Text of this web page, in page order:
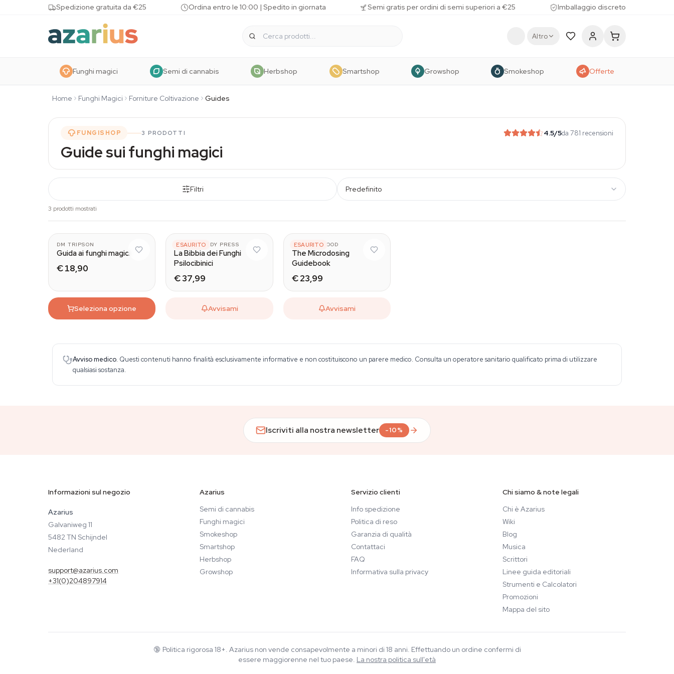
Skip to contentSpedizione gratuita da €25 Ordina entro le 10:00 | Spedito in giornata Semi gratis per ordini di semi superiori a €25 Imballaggio discreto
Altro
Funghi magici Semi di cannabis Herbshop Smartshop Growshop Smokeshop Offerte
Home Funghi Magici Forniture Coltivazione Guides
FUNGISHOP 3 PRODOTTI 4.5/5da 781 recensioni
Guide sui funghi magici
Filtri Predefinito
3 prodotti mostrati
DM TRIPSON
Guida ai funghi magici
€ 18,90
Seleziona opzione
ESAURITO
GREEN CANDY PRESS
La Bibbia dei Funghi
Psilocibinici
€ 37,99
Avvisami
ESAURITO
CJ SPOTSWOOD
The Microdosing
Guidebook
€ 23,99
Avvisami
Avviso medico. Questi contenuti hanno finalità esclusivamente informative e non costituiscono un parere medico. Consulta un operatore sanitario qualificato prima di utilizzare
qualsiasi sostanza.
Iscriviti alla nostra newsletter -10%
Informazioni sul negozio
Azarius
Galvaniweg 11
5482 TN Schijndel
Nederland
support@azarius.com
+31(0)204897914
Azarius
Semi di cannabis
Funghi magici
Smokeshop
Smartshop
Herbshop
Growshop
Servizio clienti
Info spedizione
Politica di reso
Garanzia di qualità
Contattaci
FAQ
Informativa sulla privacy
Chi siamo & note legali
Chi è Azarius
Wiki
Blog
Musica
Scrittori
Linee guida editoriali
Strumenti e Calcolatori
Promozioni
Mappa del sito
🔞 Politica rigorosa 18+. Azarius non vende consapevolmente a minori di 18 anni. Effettuando un ordine confermi di
essere maggiorenne nel tuo paese. La nostra politica sull'età